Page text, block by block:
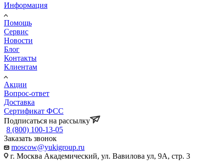
Информация
Помощь
Сервис
Новости
Блог
Контакты
Клиентам
Акции
Вопрос-ответ
Доставка
Сертификат ФСС
Подписаться на рассылку
8 (800) 100-13-05
Заказать звонок
moscow@yukigroup.ru
г. Москва Академический, ул. Вавилова ул, 9А, стр. 3